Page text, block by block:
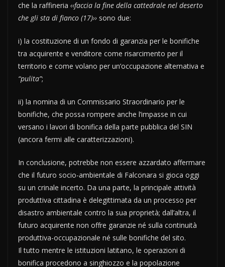
che la raffineria ‹‹faccia la fine della cattedrale nel deserto
che gli sta di fianco (17)›› sono due:
i) la costituzione di un fondo di garanzia per le bonifiche
tra acquirente e venditore come risarcimento per il
territorio e come volano per un’occupazione alternativa e
“pulita”;
ii) la nomina di un Commissario Straordinario per le
bonifiche, che possa rompere anche l’impasse in cui
versano i lavori di bonifica della parte pubblica del SIN
(ancora fermi alle caratterizzazioni).
In conclusione, potrebbe non essere azzardato affermare
che il futuro socio-ambientale di Falconara si gioca oggi
su un crinale incerto. Da una parte, la principale attività
produttiva cittadina è delegittimata da un processo per
disastro ambientale contro la sua proprietà; dall’altra, il
futuro acquirente non offre garanzie né sulla continuità
produttiva-occupazionale né sulle bonifiche del sito.
Il tutto mentre le istituzioni latitano, le operazioni di
bonifica procedono a singhiozzo e la popolazione